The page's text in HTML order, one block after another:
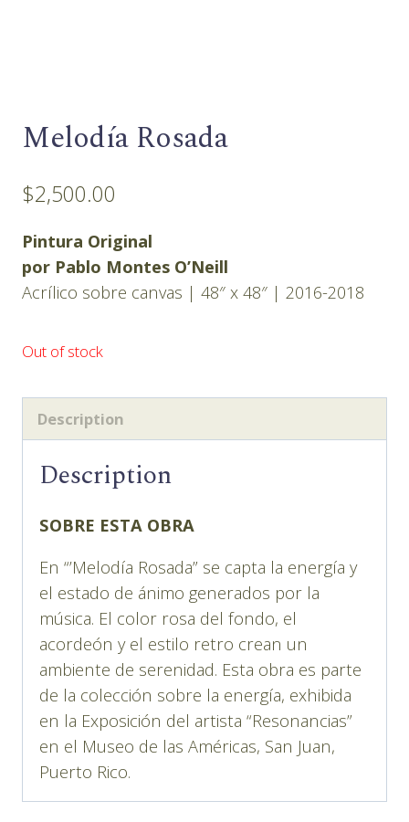
Melodía Rosada
$2,500.00
Pintura Original
por Pablo Montes O’Neill
Acrílico sobre canvas | 48″ x 48″ | 2016-2018
Out of stock
Description
Description
SOBRE ESTA OBRA
En “’Melodía Rosada” se capta la energía y
el estado de ánimo generados por la
música. El color rosa del fondo, el
acordeón y el estilo retro crean un
ambiente de serenidad. Esta obra es parte
de la colección sobre la energía, exhibida
en la Exposición del artista “Resonancias”
en el Museo de las Américas, San Juan,
Puerto Rico.